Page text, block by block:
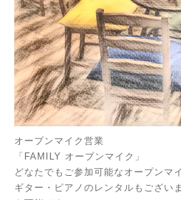
オープンマイク営業
「FAMILY オープンマイク」
どなたでもご参加可能なオープンマ
ギター・ピアノのレンタルもござい